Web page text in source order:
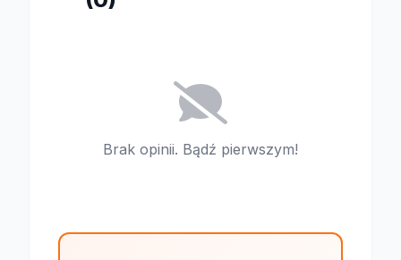
Brak opinii. Bądź pierwszym!